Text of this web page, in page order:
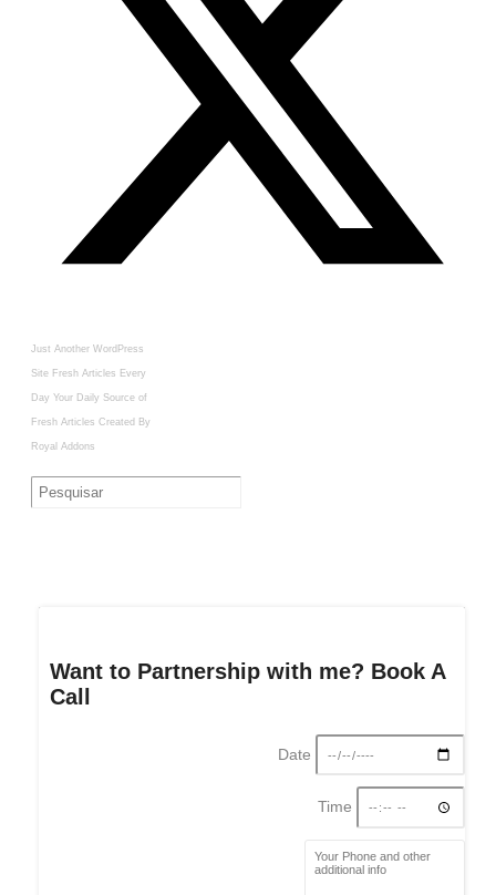
Just Another WordPress
Site Fresh Articles Every
Day Your Daily Source of
Fresh Articles Created By
Royal Addons
Want to Partnership with me? Book A
Call
Date
Time